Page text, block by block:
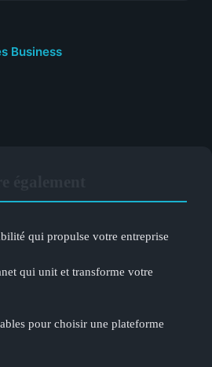
Business
qui propulse votre entreprise
qui unit et transforme votre
pour choisir une plateforme